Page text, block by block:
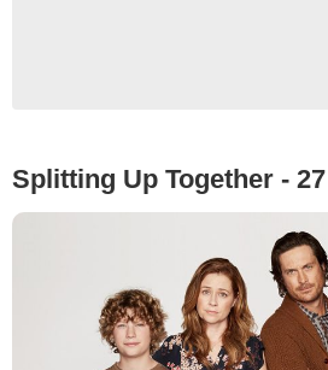
Splitting Up Together -